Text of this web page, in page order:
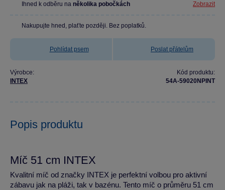
Ihned k odběru na několika pobočkách Zobrazit
Nakupujte hned, plaťte později. Bez poplatků.
Pohlídat psem Poslat přátelům
Výrobce:
INTEX
Kód produktu:
54A-59020NPINT
Popis produktu
Míč 51 cm INTEX
Kvalitní míč od značky INTEX je perfektní volbou pro aktivní
zábavu jak na pláži, tak v bazénu. Tento míč o průměru 51 cm